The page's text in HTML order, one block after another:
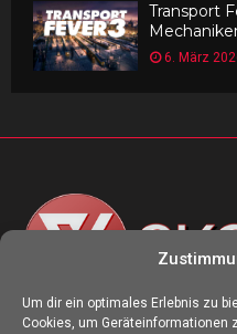
Um dir ein optimales Erlebnis zu
Cookies, um Geräteinformationen
Transport
6. März